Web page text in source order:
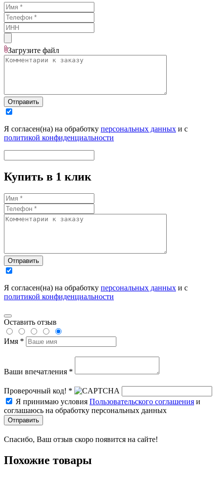
Загрузите файл
Отправить
Я согласен(на) на обработку персональных данных и с
политикой конфиденциальности
Купить в 1 клик
Отправить
Я согласен(на) на обработку персональных данных и с
политикой конфиденциальности
Оставить отзыв
Имя *
Ваши впечатления *
Проверочный код! *
Я принимаю условия Пользовательского соглашения и
соглашаюсь на обработку персональных данных
Отправить
Спасибо, Ваш отзыв скоро появится на сайте!
Похожие товары